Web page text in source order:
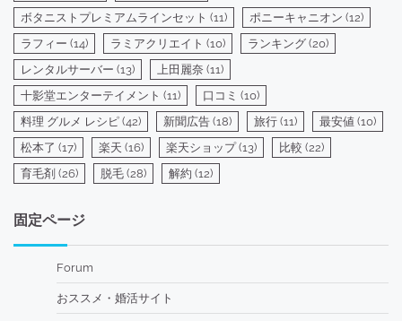
ボタニストプレミアムラインセット (11) ポニーキャニオン (12)
ラフィー (14) ラミアクリエイト (10) ランキング (20)
レンタルサーバー (13) 上田麗奈 (11)
十影堂エンターテイメント (11) 口コミ (10)
料理 グルメ レシピ (42) 新聞広告 (18) 旅行 (11) 最安値 (10)
松本了 (17) 楽天 (16) 楽天ショップ(13) 比較 (22)
育毛剤 (26) 脱毛 (28) 解約 (12)
固定ページ
Forum
おススメ・婚活サイト